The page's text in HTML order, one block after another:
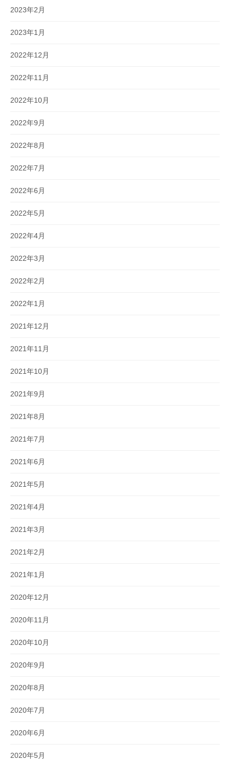
2023年2月
2023年1月
2022年12月
2022年11月
2022年10月
2022年9月
2022年8月
2022年7月
2022年6月
2022年5月
2022年4月
2022年3月
2022年2月
2022年1月
2021年12月
2021年11月
2021年10月
2021年9月
2021年8月
2021年7月
2021年6月
2021年5月
2021年4月
2021年3月
2021年2月
2021年1月
2020年12月
2020年11月
2020年10月
2020年9月
2020年8月
2020年7月
2020年6月
2020年5月